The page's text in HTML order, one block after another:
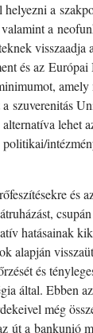
a
a
és az
lehet
és
hatásainak
alapján
és
által. Ebben
még
út a